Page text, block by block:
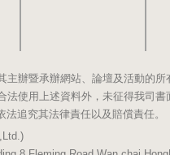
辦暨承辦網站、論壇及活動的
使用上述資料外，未征得我司
追究其法律責任以及賠償責任。